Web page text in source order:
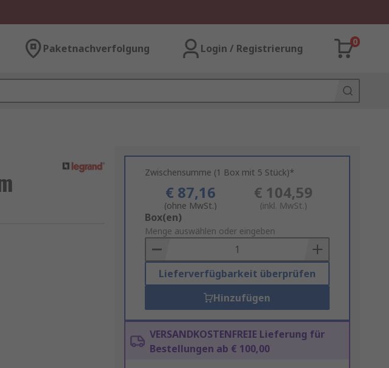
Paketnachverfolgung Login / Registrierung
0
Zwischensumme (1 Box mit 5 Stück)*
€ 87,16
(ohne MwSt.)
€ 104,59
(inkl. MwSt.)
Add
to
Basket
Box(en)
Menge auswählen oder eingeben
Lieferverfügbarkeit überprüfen
Hinzufügen
VERSANDKOSTENFREIE Lieferung für
Bestellungen ab € 100,00